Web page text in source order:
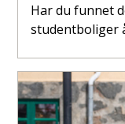
Har du funnet
studentboliger